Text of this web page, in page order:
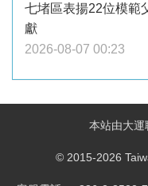
七堵區表揚22位模
獻
2026-08-07 00:23
本站由大運
© 2015-2026